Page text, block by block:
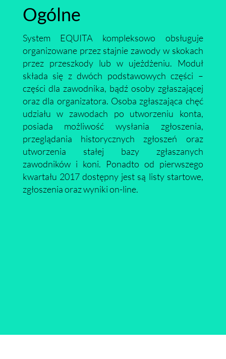
Ogólne
System EQUITA kompleksowo obsługuje
organizowane przez stajnie zawody w skokach
przez przeszkody lub w ujeżdżeniu. Moduł
składa się z dwóch podstawowych części –
części dla zawodnika, bądź osoby zgłaszającej
oraz dla organizatora. Osoba zgłaszająca chęć
udziału w zawodach po utworzeniu konta,
posiada możliwość wysłania zgłoszenia,
przeglądania historycznych zgłoszeń oraz
utworzenia stałej bazy zgłaszanych
zawodników i koni. Ponadto od pierwszego
kwartału 2017 dostępny jest są listy startowe,
zgłoszenia oraz wyniki on-line.